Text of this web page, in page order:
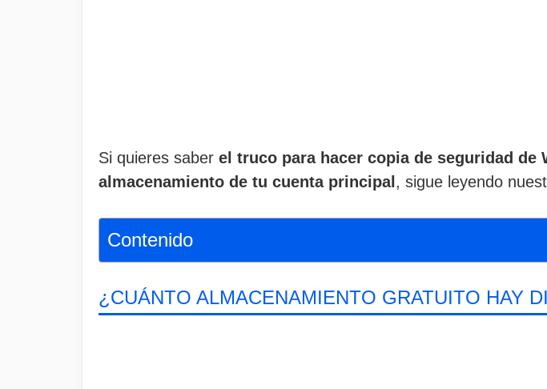
Si quieres saber el truco para hacer copia de seguridad de
almacenamiento de tu cuenta principal , sigue leyendo
Contenido
¿CUÁNTO ALMACENAMIENTO GRATUITO HAY